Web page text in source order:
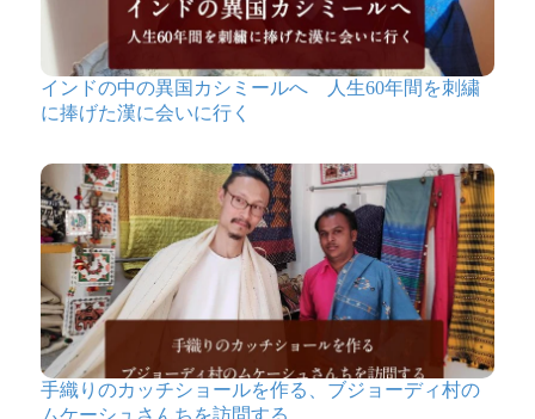
インドの中の異国カシミールへ 人生60年間を刺繍
に捧げた漢に会いに行く
手織りのカッチショールを作る、ブジョーディ村の